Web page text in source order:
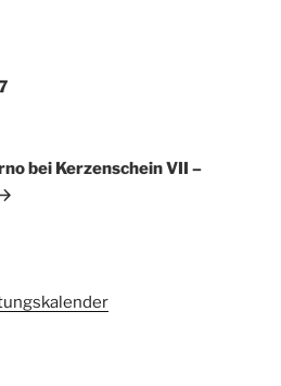
bei Kerzenschein VII –